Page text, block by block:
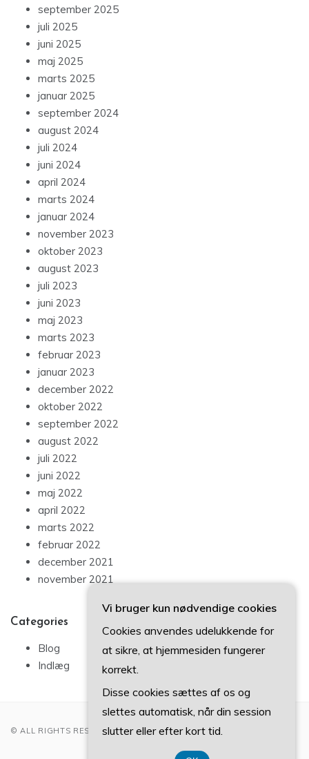
september 2025
juli 2025
juni 2025
maj 2025
marts 2025
januar 2025
september 2024
august 2024
juli 2024
juni 2024
april 2024
marts 2024
januar 2024
november 2023
oktober 2023
august 2023
juli 2023
juni 2023
maj 2023
marts 2023
februar 2023
januar 2023
december 2022
oktober 2022
september 2022
august 2022
juli 2022
juni 2022
maj 2022
april 2022
marts 2022
februar 2022
december 2021
november 2021
Categories
Blog
Indlæg
© ALL RIGHTS RESERVED 2022
Vi bruger kun nødvendige cookies
Cookies anvendes udelukkende for
at sikre, at hjemmesiden fungerer
korrekt.
Disse cookies sættes af os og
slettes automatisk, når din session
slutter eller efter kort tid.